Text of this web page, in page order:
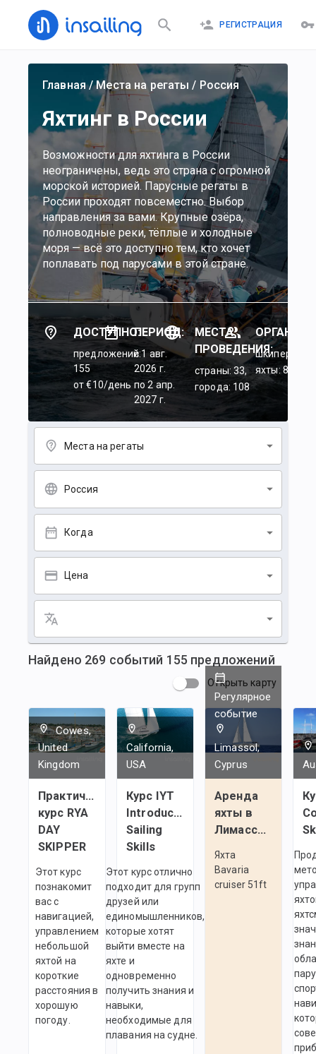
РЕГИСТРАЦИЯ
Главная/Места на регаты / Россия
Яхтинг в России
Возможности для яхтинга в России
неограничены, ведь это страна с огромной
морской историей. Парусные регаты в
России проходят повсеместно. Выбор
направления за вами. Крупные озёра,
полноводные реки, тёплые и холодные
моря — всё это доступно тем, кто хочет
поплавать под парусами в этой стране.
ДОСТУПНО:
предложений:
155
от €10/день
ПЕРИОД:
c 1 авг.
2026 г.
по 2 апр.
2027 г.
МЕСТА
ПРОВЕДЕНИЯ:
страны: 33,
города: 108
шкиперы: 45,
яхты: 84
Места на регаты
Россия
Когда
Цена
Найдено 269 событий 155 предложений
Открыть карту
Cowes,
United
Kingdom
Практический
курс RYA
DAY
SKIPPER
Этот курс
познакомит
вас с
навигацией,
управлением
небольшой
яхтой на
короткие
расстояния в
хорошую
погоду.
California,
USA
Курс IYT
Introductory
Sailing
Skills
Этот курс отлично
подходит для групп
друзей или
единомышленников,
которые хотят
выйти вместе на
яхте и
одновременно
получить знания и
навыки,
необходимые для
плавания на судне.
Регулярное
событие
Limassol,
Cyprus
Аренда
яхты в
Лимассоле
Яхта
Bavaria
cruiser 51ft